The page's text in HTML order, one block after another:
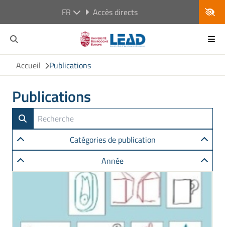
FR Accès directs
Accueil Publications
Publications
Catégories de publication
Année